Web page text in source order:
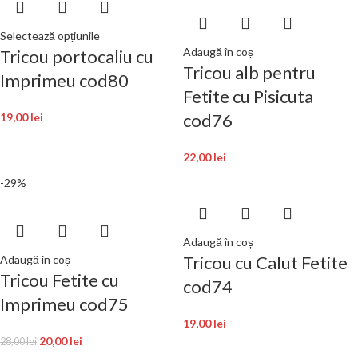
Selectează opțiunile
Tricou portocaliu cu
Imprimeu cod80
19,00lei
Adaugă în coș
Tricou alb pentru
Fetite cu Pisicuta
cod76
22,00lei
-29%
Adaugă în coș
Tricou Fetite cu
Imprimeu cod75
28,00lei 20,00lei
Adaugă în coș
Tricou cu Calut Fetite
cod74
19,00lei